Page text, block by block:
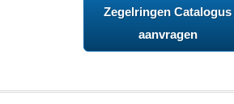
Zegelringen Catalogus
aanvragen